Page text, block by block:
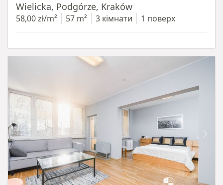
Wielicka, Podgórze, Kraków
58,00 zł/m² 57 m² 3 кімнати 1 поверх